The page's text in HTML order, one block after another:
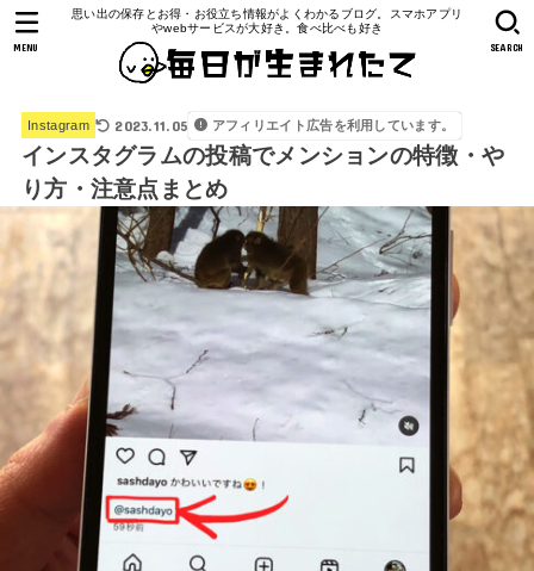
思い出の保存とお得・お役立ち情報がよくわかるブログ。スマホアプリ
やwebサービスが大好き。食べ比べも好き
SEARCH
MENU
Instagram 2023.11.05 アフィリエイト広告を利用しています。
インスタグラムの投稿でメンションの特徴・や
り方・注意点まとめ